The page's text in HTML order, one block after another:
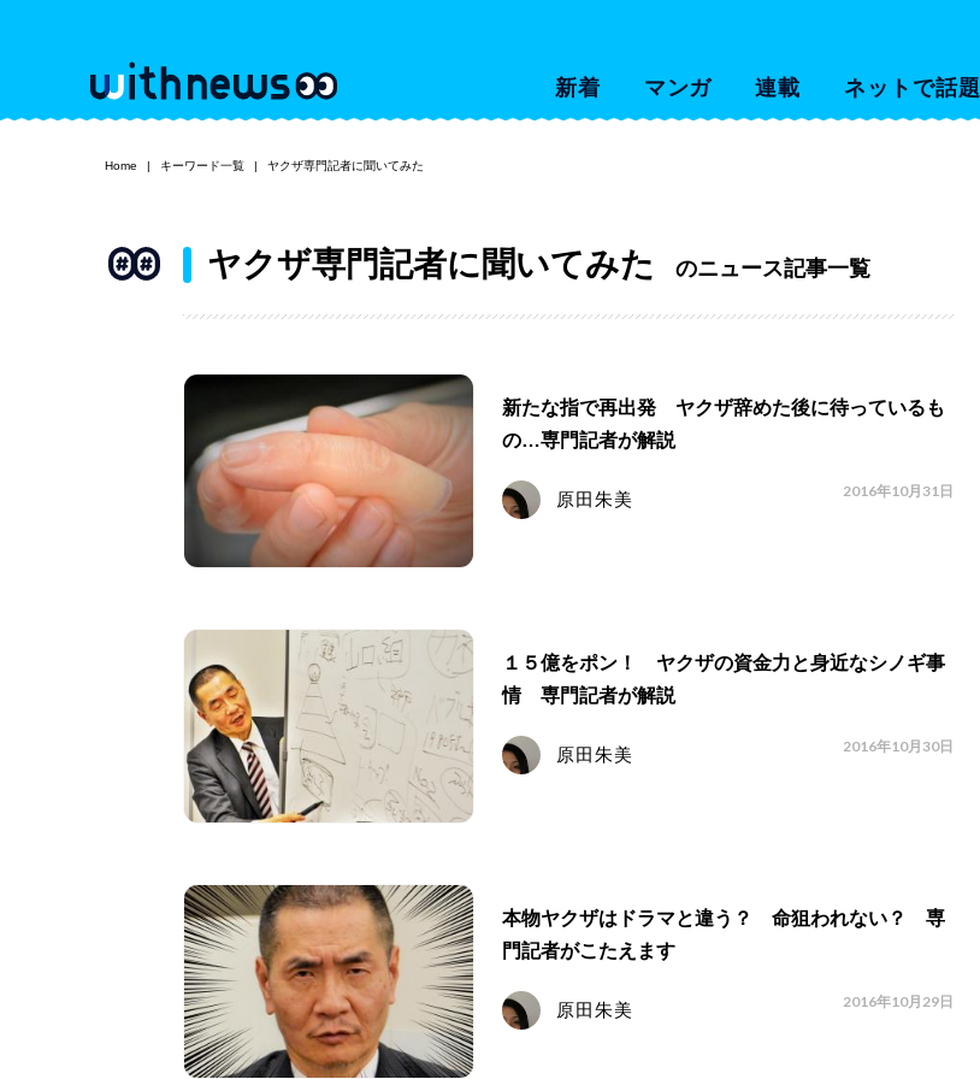
新着 マンガ 連載 ネットで話題
Home キーワード一覧 ヤクザ専門記者に聞いてみた
ヤクザ専門記者に聞いてみた のニュース記事一覧
新たな指で再出発 ヤクザ辞めた後に待っているも
の…専門記者が解説
原田朱美 2016年10月31日
１５億をポン！ ヤクザの資金力と身近なシノギ事
情 専門記者が解説
原田朱美 2016年10月30日
本物ヤクザはドラマと違う？ 命狙われない？ 専
門記者がこたえます
原田朱美 2016年10月29日